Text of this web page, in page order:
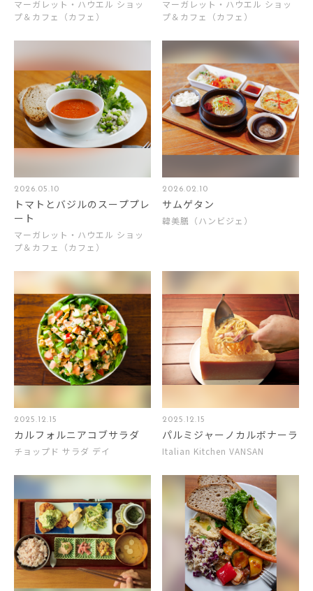
マーガレット・ハウエル ショッ
プ＆カフェ（カフェ）
マーガレット・ハウエル ショッ
プ＆カフェ（カフェ）
2026.05.10
トマトとバジルのスーププレ
ート
マーガレット・ハウエル ショッ
プ＆カフェ（カフェ）
2026.02.10
サムゲタン
韓美膳（ハンビジェ）
2025.12.15
カルフォルニアコブサラダ
チョップド サラダ デイ
2025.12.15
パルミジャーノカルボナーラ
Italian Kitchen VANSAN